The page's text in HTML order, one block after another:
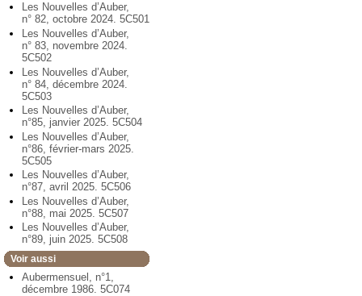
Les Nouvelles d’Auber,
n° 82, octobre 2024. 5C501
Les Nouvelles d’Auber,
n° 83, novembre 2024.
5C502
Les Nouvelles d’Auber,
n° 84, décembre 2024.
5C503
Les Nouvelles d’Auber,
n°85, janvier 2025. 5C504
Les Nouvelles d’Auber,
n°86, février-mars 2025.
5C505
Les Nouvelles d’Auber,
n°87, avril 2025. 5C506
Les Nouvelles d’Auber,
n°88, mai 2025. 5C507
Les Nouvelles d’Auber,
n°89, juin 2025. 5C508
Voir aussi
Aubermensuel, n°1,
décembre 1986. 5C074